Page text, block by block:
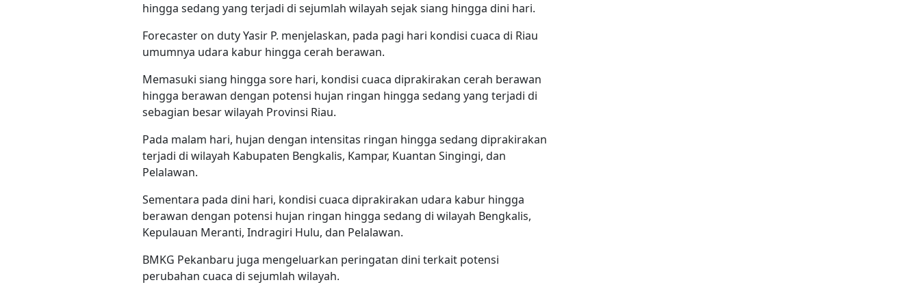
hingga sedang yang terjadi di sejumlah wilayah sejak siang hingga dini hari.
Forecaster on duty Yasir P. menjelaskan, pada pagi hari kondisi cuaca di Riau
umumnya udara kabur hingga cerah berawan.
Memasuki siang hingga sore hari, kondisi cuaca diprakirakan cerah berawan
hingga berawan dengan potensi hujan ringan hingga sedang yang terjadi di
sebagian besar wilayah Provinsi Riau.
Pada malam hari, hujan dengan intensitas ringan hingga sedang diprakirakan
terjadi di wilayah Kabupaten Bengkalis, Kampar, Kuantan Singingi, dan
Pelalawan.
Sementara pada dini hari, kondisi cuaca diprakirakan udara kabur hingga
berawan dengan potensi hujan ringan hingga sedang di wilayah Bengkalis,
Kepulauan Meranti, Indragiri Hulu, dan Pelalawan.
BMKG Pekanbaru juga mengeluarkan peringatan dini terkait potensi
perubahan cuaca di sejumlah wilayah.